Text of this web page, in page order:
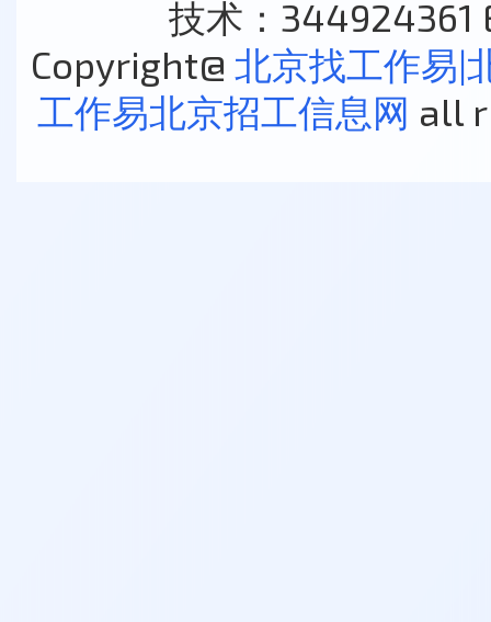
技术：344924361
Copyright@ 北京找工作易|
工作易北京招工信息网 all